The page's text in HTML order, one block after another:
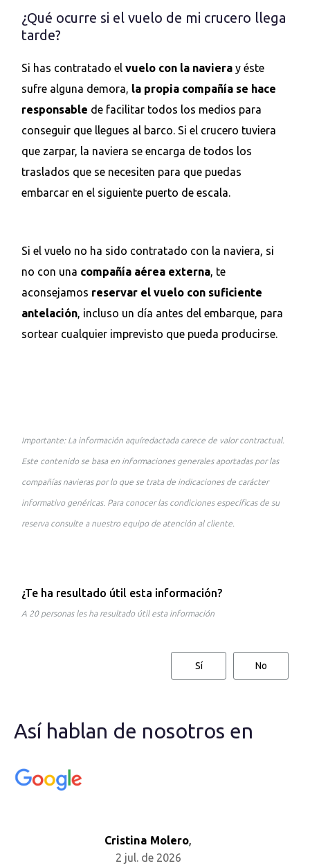
¿Qué ocurre si el vuelo de mi crucero llega
tarde?
Si has contratado el vuelo con la naviera y éste
sufre alguna demora, la propia compañía se hace
responsable de facilitar todos los medios para
conseguir que llegues al barco. Si el crucero tuviera
que zarpar, la naviera se encarga de todos los
traslados que se necesiten para que puedas
embarcar en el siguiente puerto de escala.
Si el vuelo no ha sido contratado con la naviera, si
no con una compañía aérea externa, te
aconsejamos reservar el vuelo con suficiente
antelación, incluso un día antes del embarque, para
sortear cualquier imprevisto que pueda producirse.
Importante: La información aquíredactada carece de valor contractual.
Este contenido se basa en informaciones generales aportadas por las
compañías navieras por lo que se trata de indicaciones de carácter
informativo genéricas. Para conocer las condiciones específicas de su
reserva consulte a nuestro equipo de atención al cliente.
¿Te ha resultado útil esta información?
A 20 personas les ha resultado útil esta información
Sí No
Así hablan de nosotros en
Cristina Molero
2 jul. de 2026